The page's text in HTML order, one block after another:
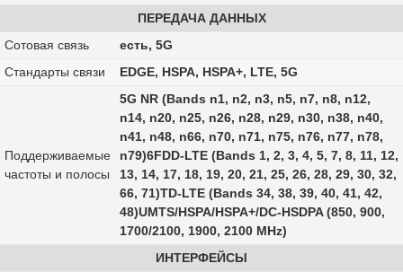
ПЕРЕДАЧА ДАННЫХ
Сотовая связь
есть, 5G
Стандарты связи
EDGE, HSPA, HSPA+, LTE, 5G
Поддерживаемые
частоты и полосы
5G NR (Bands n1, n2, n3, n5, n7, n8, n12,
n14, n20, n25, n26, n28, n29, n30, n38, n40,
n41, n48, n66, n70, n71, n75, n76, n77, n78,
n79)6FDD-LTE (Bands 1, 2, 3, 4, 5, 7, 8, 11, 12,
13, 14, 17, 18, 19, 20, 21, 25, 26, 28, 29, 30, 32,
66, 71)TD-LTE (Bands 34, 38, 39, 40, 41, 42,
48)UMTS/HSPA/HSPA+/DC‑HSDPA (850, 900,
1700/2100, 1900, 2100 MHz)
ИНТЕРФЕЙСЫ